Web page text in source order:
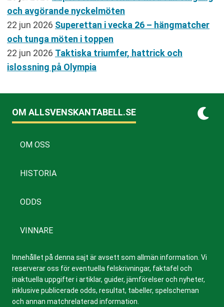
och avgörande nyckelmöten
22 jun 2026 Superettan i vecka 26 – hängmatcher
och tunga möten i toppen
22 jun 2026 Taktiska triumfer, hattrick och
islossning på Olympia
OM ALLSVENSKANTABELL.SE
OM OSS
HISTORIA
ODDS
VINNARE
Innehållet på denna sajt är avsett som allmän information. Vi
reserverar oss för eventuella felskrivningar, faktafel och
inaktuella uppgifter i artiklar, guider, jämförelser och nyheter,
inklusive publicerade odds, resultat, tabeller, spelscheman
och annan matchrelaterad information.